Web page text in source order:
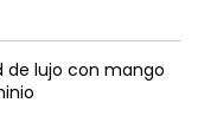
de lujo con mango